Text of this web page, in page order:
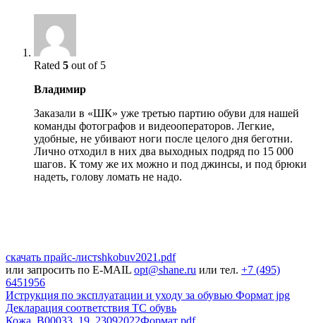
Rated 5 out of 5
Владимир
Заказали в «ШК» уже третью партию обуви для нашей
команды фотографов и видеооператоров. Легкие,
удобные, не убивают ноги после целого дня беготни.
Лично отходил в них два выходных подряд по 15 000
шагов. К тому же их можно и под джинсы, и под брюки
надеть, голову ломать не надо.
скачать прайс-листshkobuv2021 .pdf
или запросить по E-MAIL opt@shane.ru или тел. +7 (495)
6451956
Иструкция по эксплуатации и уходу за обувью Формат jpg
Декларация соответствия ТС обувь
Кожа_В00033_19_23092022Формат pdf